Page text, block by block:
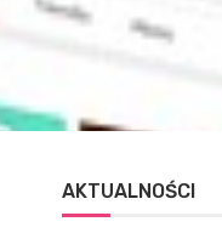
AKTUALNOŚCI